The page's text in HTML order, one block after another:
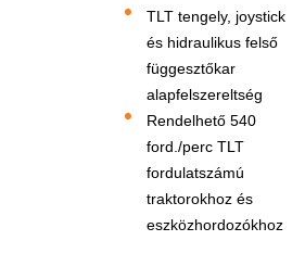
TLT tengely, joystick
és hidraulikus felső
függesztőkar
alapfelszereltség
Rendelhető 540
ford./perc TLT
fordulatszámú
traktorokhoz és
eszközhordozókhoz